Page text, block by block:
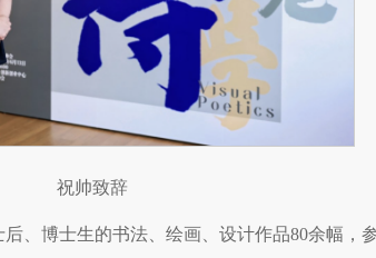
祝帅致辞
、博士生的书法、绘画、设计作品80余幅，